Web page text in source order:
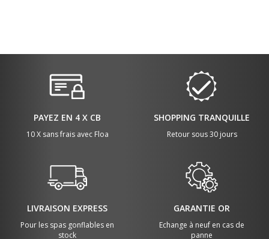
PAYEZ EN 4 X CB
10 X sans frais avec Floa
SHOPPING TRANQUILLE
Retour sous 30 jours
LIVRAISON EXPRESS
Pour les spas gonflables en
stock
GARANTIE OR
Echange à neuf en cas de
panne